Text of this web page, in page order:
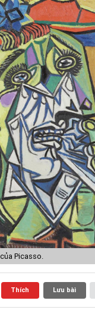
Picasso.
Thích Lưu bài